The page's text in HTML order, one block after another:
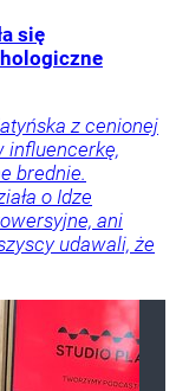
się
z cenionej
influencerkę,
brednie.
o Idze
ani
udawali, że